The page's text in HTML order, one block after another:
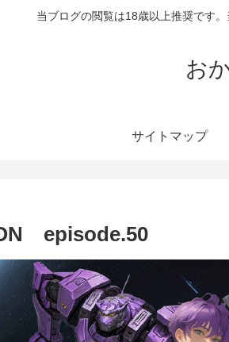
当ブログの閲覧は18歳以上推奨です
お
サイトマップ
episode.50